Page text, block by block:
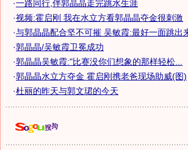
·一路同行,伴郭晶晶走完跳水生涯
·视频:霍启刚 我在水立方看郭晶晶夺金很刺激
·与郭晶晶配合坚不可摧 吴敏霞:最好一面跳出
·郭晶晶/吴敏霞卫冕成功
·郭晶晶吴敏霞:"比赛没你们想象的那样轻松...
·郭晶晶水立方夺金 霍启刚携老爸现场助威(图)
·杜丽的昨天与郭文珺的今天